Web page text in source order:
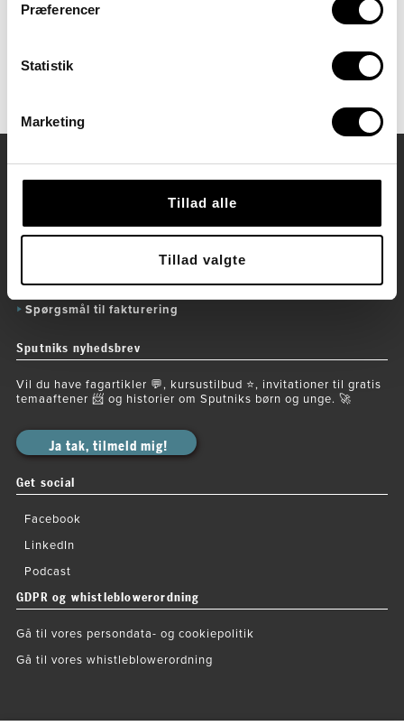
Præferencer
Statistik
Marketing
Tillad alle
Tillad valgte
Kontaktoplysninger
Kursuscenter Sputnik
Spørgsmål til fakturering
Sputniks nyhedsbrev
Vil du have fagartikler 💬, kursustilbud ⭐️, invitationer til gratis
temaaftener 📨 og historier om Sputniks børn og unge. 🚀
Ja tak, tilmeld mig!
Get social
Facebook
LinkedIn
Podcast
GDPR og whistleblowerordning
Gå til vores persondata- og cookiepolitik
Gå til vores whistleblowerordning